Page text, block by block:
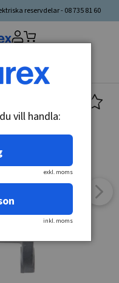
reservdelar - 08 735 81 60
vill handla:
exkl. moms
inkl. moms